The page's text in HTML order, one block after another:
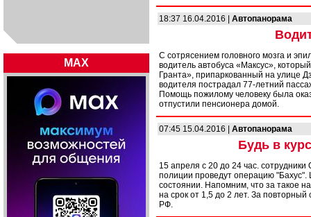
MAX
18:37 16.04.2016 | Автопанорама
С сотрясением головного мозга и
водитель автобуса «Максус»,
Гранта», припаркованный на улице
водителя пострадал 77-летний
Помощь пожилому человеку была
отпустили пенсионера домой.
07:45 15.04.2016 | Автопанорама
Будь в
15 апреля с 20 до 24 час.
полиции проведут операцию
состоянии. Напомним, что за такое
на срок от 1,5 до 2 лет. За повторный
РФ.